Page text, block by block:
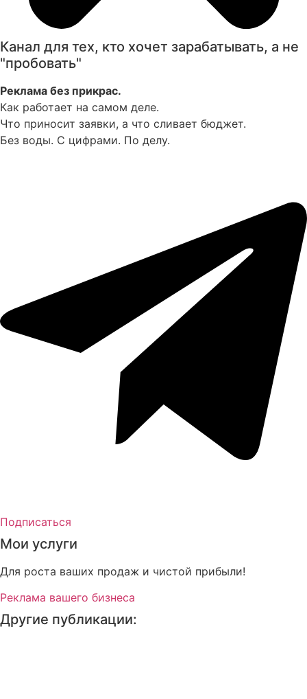
Канал для тех, кто хочет зарабатывать, а не
"пробовать"
Реклама без прикрас.
Как работает на самом деле.
Что приносит заявки, а что сливает бюджет.
Без воды. С цифрами. По делу.
Подписаться
Мои услуги
Для роста ваших продаж и чистой прибыли!
Реклама вашего бизнеса
Другие публикации: